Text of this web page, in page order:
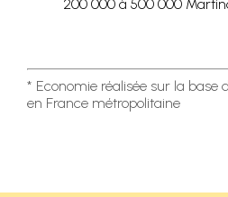
200 000 à 500 000
* Economie réalisée sur la base
en France métropolitaine